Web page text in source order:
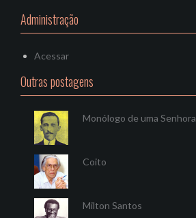
Administração
Acessar
Outras postagens
Monólogo de uma Senhora
Coito
Milton Santos